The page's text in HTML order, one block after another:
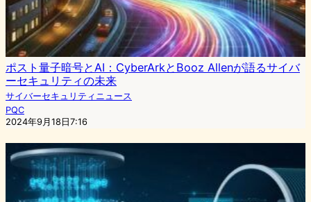
ポスト量子暗号とAI：CyberArkとBooz Allenが語るサイバ
ーセキュリティの未来
サイバーセキュリティニュース
PQC
2024年9月18日7:16